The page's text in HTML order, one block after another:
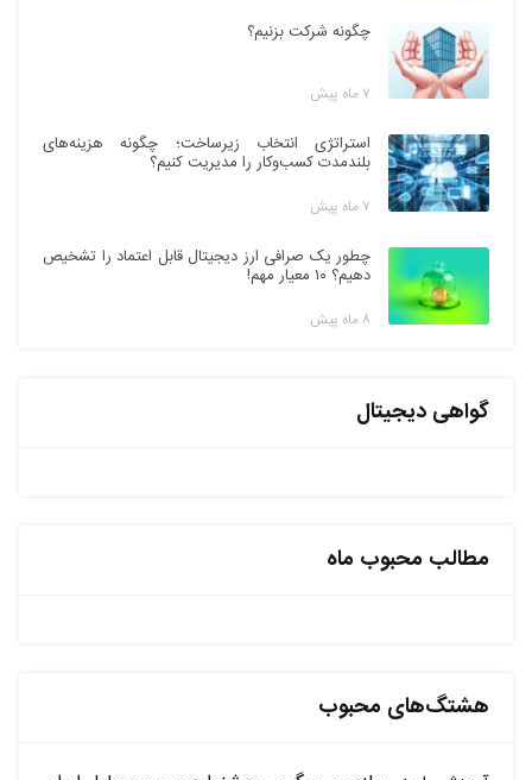
چگونه شرکت بزنیم؟
۷ ماه پیش
استراتژی انتخاب زیرساخت؛ چگونه هزینه‌های
بلندمدت کسب‌وکار را مدیریت کنیم؟
۷ ماه پیش
چطور یک صرافی ارز دیجیتال قابل اعتماد را تشخیص
دهیم؟ ۱۰ معیار مهم!
۸ ماه پیش
گواهی دیجیتال
مطالب محبوب ماه
هشتگ‌های محبوب